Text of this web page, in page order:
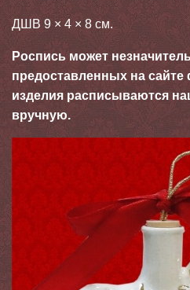
ДШВ 9 × 4 × 8 см.
Роспись может
предоставленных на сайте
изделия расписываются
вручную.